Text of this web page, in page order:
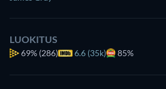
LUOKITUS
69% (286) 6.6 (35k) 85%